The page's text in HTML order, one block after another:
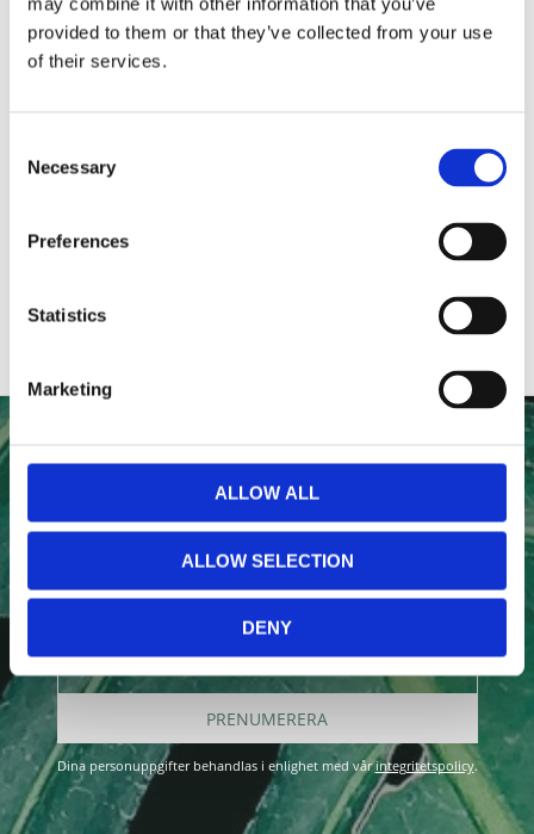
provided to them or that they’ve collected from your use
of their services.
Selection
Necessary
Preferences
Statistics
Marketing
ALLOW ALL
ALLOW SELECTION
DENY
NYHETSBREV
Anmäl dig till vårt nyhetsbrev och ta del av de senaste
nyheterna!
PRENUMERERA
Dina personuppgifter behandlas i enlighet med vårintegritetspolicy.